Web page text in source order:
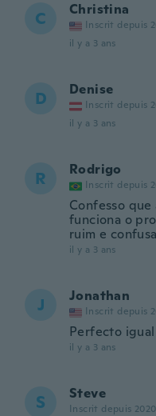
C Christina
Inscrit depuis
il y a 3 ans
D Denise
Inscrit depuis
il y a 3 ans
R Rodrigo
Inscrit depuis
Confesso
funciona o
ruim e
il y a 3 ans
J Jonathan
Inscrit depuis
Perfecto
il y a 3 ans
S Steve
Inscrit depuis 2020